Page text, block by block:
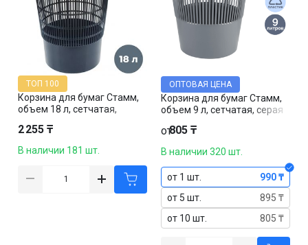
Корзина для бумаг Стамм,
объем 18 л, сетчатая,
ТОП 100
2 255 ₸
В наличии 181 шт.
Корзина для бумаг Стамм,
объем 9 л, сетчатая, серая
ОПТОВАЯ ЦЕНА
от805 ₸
В наличии 320 шт.
от 1 шт.
990 ₸
от 5 шт.
895 ₸
от 10 шт.
805 ₸